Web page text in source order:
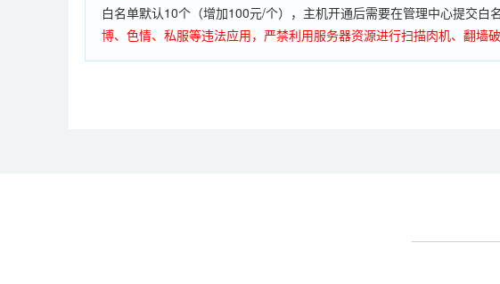
白名单默认10个（增加100元/个），主机开通后需要在管理中心提交白
博、色情、私服等违法应用，严禁利用服务器资源进行扫描肉机、翻墙
备案数量：购买时长小于3个月，允许备案主体1个，备案网站2个；购